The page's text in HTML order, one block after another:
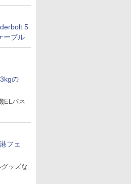
5
ーブル
の
ELパネ
フェ
ッズな